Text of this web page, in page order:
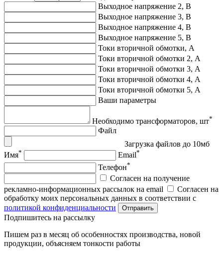
Выходное напряжение 2, В
Выходное напряжение 3, В
Выходное напряжение 4, В
Выходное напряжение 5, В
Токи вторичной обмотки, А
Токи вторичной обмотки 2, А
Токи вторичной обмотки 3, А
Токи вторичной обмотки 4, А
Токи вторичной обмотки 5, А
Ваши параметры
Необходимо трансформаторов, шт*
Файл
Загрузка файлов до 10мб
Имя* Email*
Телефон*
Согласен на получение
рекламно-информационных рассылок на email
Согласен на
обработку моих персональных данных в соответствии с
политикой конфиденциальности
Отправить
Подпишитеcь на рассылку
Пишем раз в месяц об особенностях производства, новой
продукции, объясняем тонкости работы